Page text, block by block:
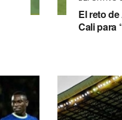
El reto
Cali para